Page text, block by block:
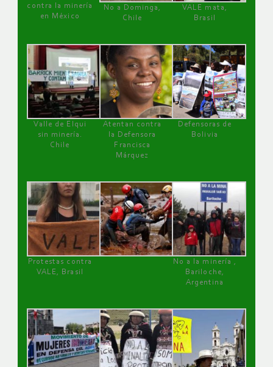
contra la minería
en México
No a Dominga,
Chile
VALE mata,
Brasil
Valle de Elqui
sin minería.
Chile
Atentan contra
la Defensora
Francisca
Márquez
Defensoras de
Bolivia
Protestas contra
VALE, Brasil
No a la minería ,
Bariloche,
Argentina